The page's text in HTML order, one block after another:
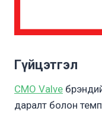
Гүйцэтгэл
CMO Valve
даралт болон